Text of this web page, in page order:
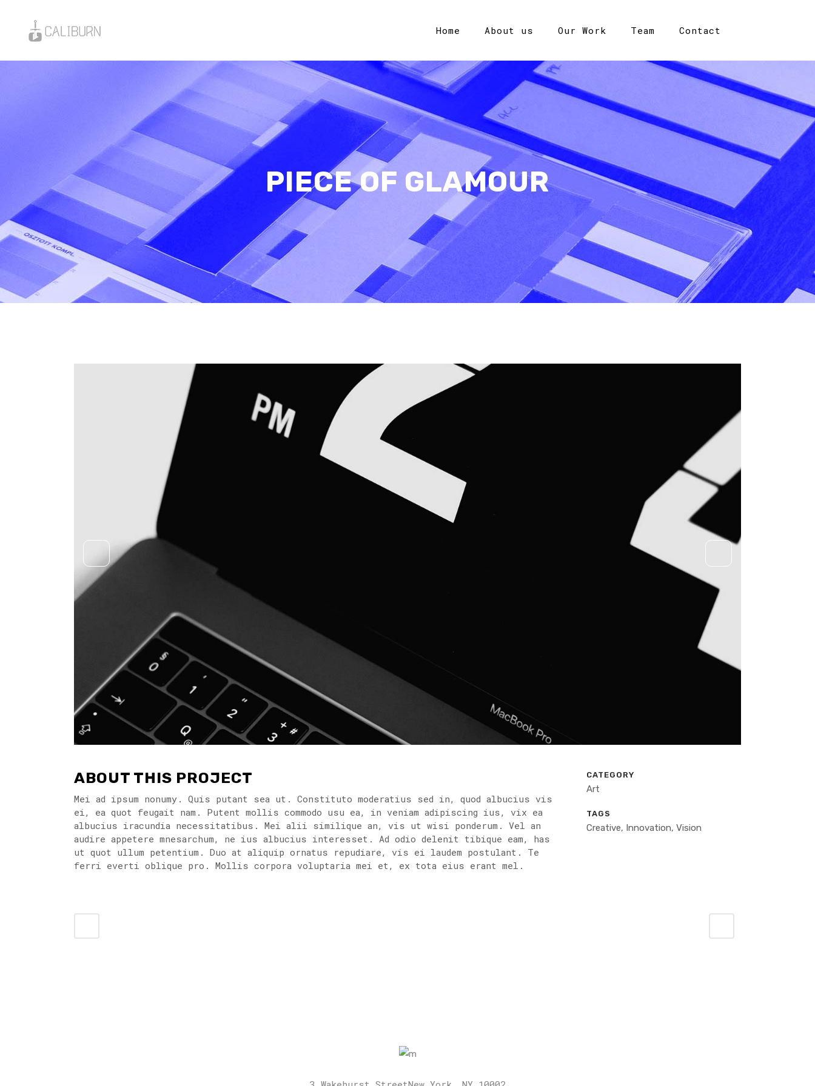
Home About us Our Work Team Contact
PIECE OF GLAMOUR
ABOUT THIS PROJECT
Mei ad ipsum nonumy. Quis putant sea ut. Constituto moderatius sed in, quod albucius vis
ei, ea quot feugait nam. Putent mollis commodo usu ea, in veniam adipiscing ius, vix ea
albucius iracundia necessitatibus. Mei alii similique an, vis ut wisi ponderum. Vel an
audire appetere mnesarchum, ne ius albucius interesset. Ad odio delenit tibique eam, has
ut quot ullum petentium. Duo at aliquip ornatus repudiare, vis ei laudem postulant. Te
ferri everti oblique pro. Mollis corpora voluptaria mei et, ex tota eius erant mel.
CATEGORY
Art
TAGS
Creative, Innovation, Vision